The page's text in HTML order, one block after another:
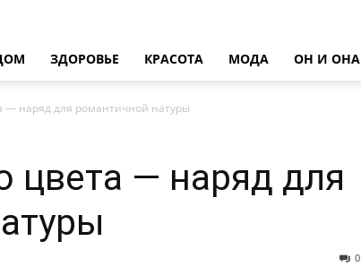
ЗДОРОВЬЕ КРАСОТА МОДА ОН И ОНА
— наряд для романтичной натуры
цвета — наряд для
0